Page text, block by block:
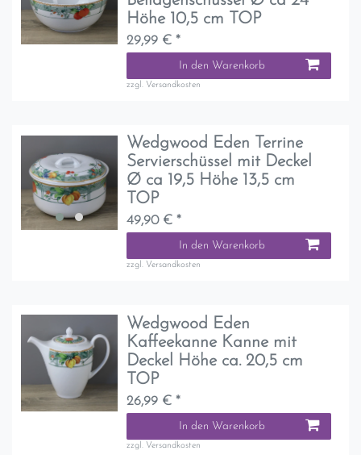
Höhe 10,5 cm TOP
29,99 € *
In den Warenkorb
zzgl. Versandkosten
Wedgwood Eden Terrine
Servierschüssel mit Deckel
Ø ca 19,5 Höhe 13,5 cm
TOP
49,90 € *
In den Warenkorb
zzgl. Versandkosten
Wedgwood Eden
Kaffeekanne Kanne mit
Deckel Höhe ca. 20,5 cm
TOP
26,99 € *
In den Warenkorb
zzgl. Versandkosten